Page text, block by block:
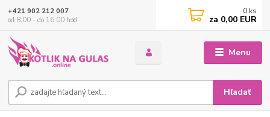
Menu
Hľadať
+421 902 212 007
od 8:00 - do 16:00 hod
0 ks
za 0,00 EUR